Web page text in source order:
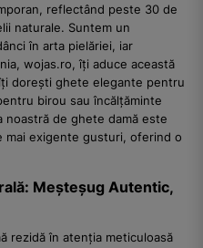
reflectând peste 30 de
naturale. Suntem un
în arta pielăriei, iar
wojas.ro, îți aduce această
dorești ghete elegante pentru
birou sau încălțăminte
de ghete damă este
mai exigente gusturi, oferind o
Meșteșug Autentic,
rezidă în atenția meticuloasă